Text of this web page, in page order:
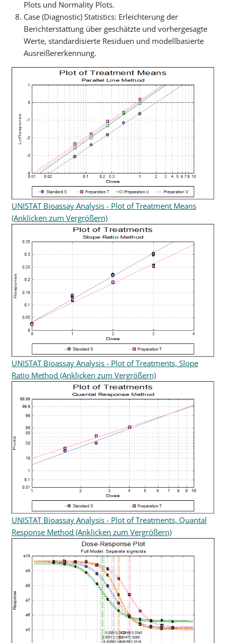
Plots und Normality Plots.
Case (Diagnostic) Statistics: Erleichterung der
Berichterstattung über geschätzte und vorhergesagte
Werte, standardisierte Residuen und modellbasierte
Ausreißererkennung.
UNISTAT Bioassay Analysis - Plot of Treatment Means
(Anklicken zum Vergrößern)
UNISTAT Bioassay Analysis - Plot of Treatments, Slope
Ratio Method (Anklicken zum Vergrößern)
UNISTAT Bioassay Analysis - Plot of Treatments, Quantal
Response Method (Anklicken zum Vergrößern)